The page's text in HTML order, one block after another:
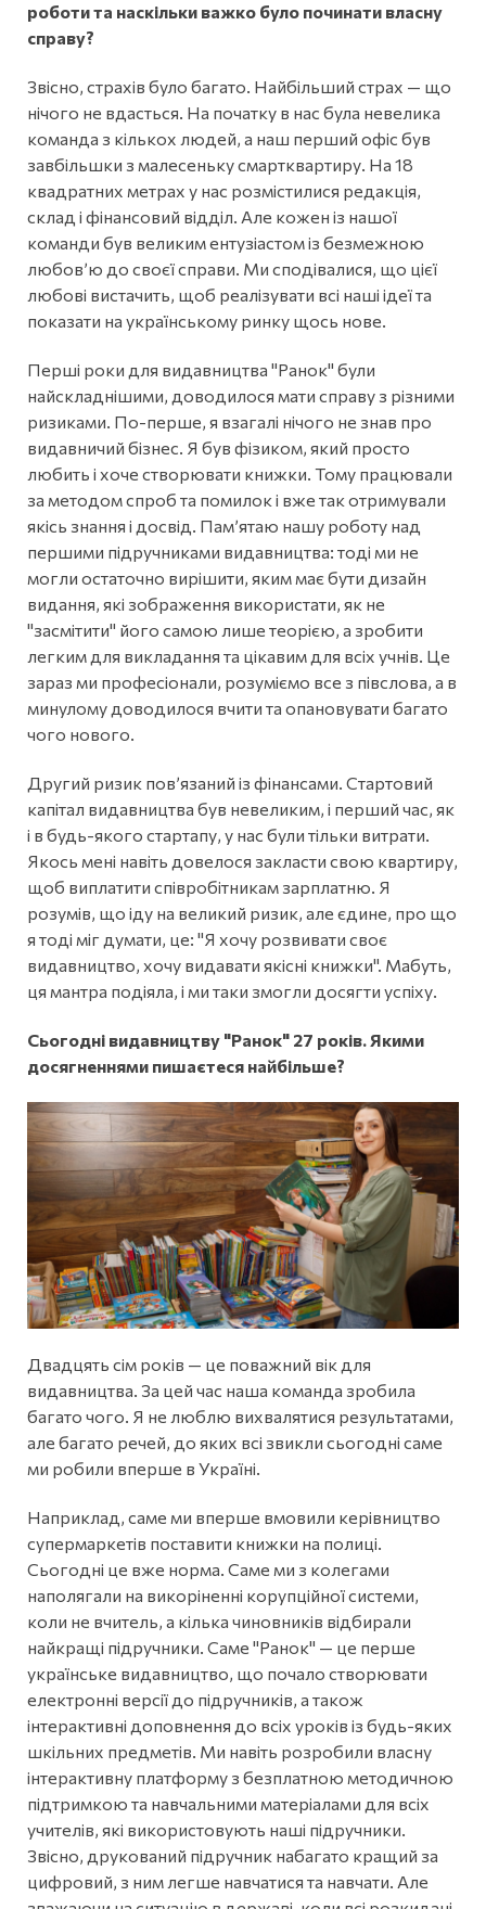
роботи та наскільки важко було починати власну
справу?
Звісно, страхів було багато. Найбільший страх — що
нічого не вдасться. На початку в нас була невелика
команда з кількох людей, а наш перший офіс був
завбільшки з малесеньку смартквартиру. На 18
квадратних метрах у нас розмістилися редакція,
склад і фінансовий відділ. Але кожен із нашої
команди був великим ентузіастом із безмежною
любов’ю до своєї справи. Ми сподівалися, що цієї
любові вистачить, щоб реалізувати всі наші ідеї та
показати на українському ринку щось нове.
Перші роки для видавництва "Ранок" були
найскладнішими, доводилося мати справу з різними
ризиками. По-перше, я взагалі нічого не знав про
видавничий бізнес. Я був фізиком, який просто
любить і хоче створювати книжки. Тому працювали
за методом спроб та помилок і вже так отримували
якісь знання і досвід. Пам’ятаю нашу роботу над
першими підручниками видавництва: тоді ми не
могли остаточно вирішити, яким має бути дизайн
видання, які зображення використати, як не
"засмітити" його самою лише теорією, а зробити
легким для викладання та цікавим для всіх учнів. Це
зараз ми професіонали, розуміємо все з півслова, а в
минулому доводилося вчити та опановувати багато
чого нового.
Другий ризик пов’язаний із фінансами. Стартовий
капітал видавництва був невеликим, і перший час, як
і в будь-якого стартапу, у нас були тільки витрати.
Якось мені навіть довелося закласти свою квартиру,
щоб виплатити співробітникам зарплатню. Я
розумів, що іду на великий ризик, але єдине, про що
я тоді міг думати, це: "Я хочу розвивати своє
видавництво, хочу видавати якісні книжки". Мабуть,
ця мантра подіяла, і ми таки змогли досягти успіху.
Сьогодні видавництву "Ранок" 27 років. Якими
досягненнями пишаєтеся найбільше?
Двадцять сім років — це поважний вік для
видавництва. За цей час наша команда зробила
багато чого. Я не люблю вихвалятися результатами,
але багато речей, до яких всі звикли сьогодні саме
ми робили вперше в Україні.
Наприклад, саме ми вперше вмовили керівництво
супермаркетів поставити книжки на полиці.
Сьогодні це вже норма. Саме ми з колегами
наполягали на викоріненні корупційної системи,
коли не вчитель, а кілька чиновників відбирали
найкращі підручники. Саме "Ранок" — це перше
українське видавництво, що почало створювати
електронні версії до підручників, а також
інтерактивні доповнення до всіх уроків із будь-яких
шкільних предметів. Ми навіть розробили власну
інтерактивну платформу з безплатною методичною
підтримкою та навчальними матеріалами для всіх
учителів, які використовують наші підручники.
Звісно, друкований підручник набагато кращий за
цифровий, з ним легше навчатися та навчати. Але